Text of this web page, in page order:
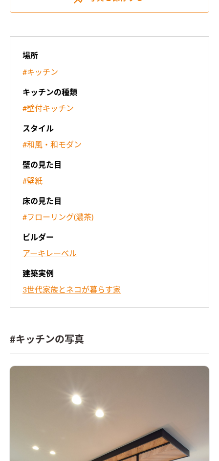
場所
#キッチン
キッチンの種類
#壁付キッチン
スタイル
#和風・和モダン
壁の見た目
#壁紙
床の見た目
#フローリング(濃茶)
ビルダー
アーキレーベル
建築実例
3世代家族とネコが暮らす家
#キッチンの写真